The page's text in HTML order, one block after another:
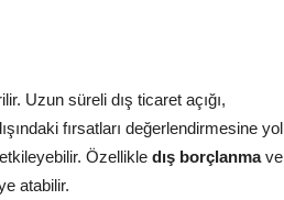
Uzun süreli dış ticaret açığı,
fırsatları değerlendirmesine yol
Özellikle dış borçlanmave
atabilir.